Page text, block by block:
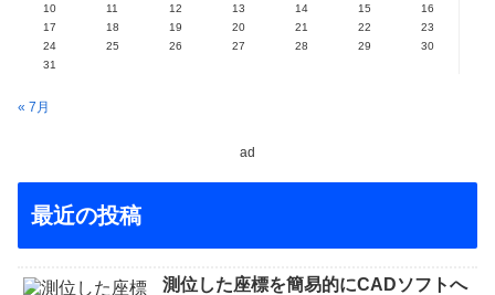
10
11 12 13 14 15
16
17
18 19 20 21 22
23
24
25 26 27 28 29
30
31
« 7月
ad
最近の投稿
測位した座標を簡易的にCADソフトへ